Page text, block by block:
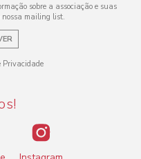
sobre a associação e suas
nossa mailing list.
Privacidade